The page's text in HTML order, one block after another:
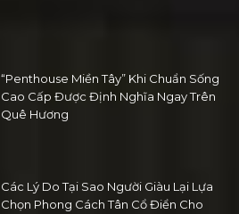
“Penthouse Miền Tây” Khi Chuẩn Sống
Cao Cấp Được Định Nghĩa Ngay Trên
Quê Hương
Các Lý Do Tại Sao Người Giàu Lại Lựa
Chọn Phong Cách Tân Cổ Điển Cho